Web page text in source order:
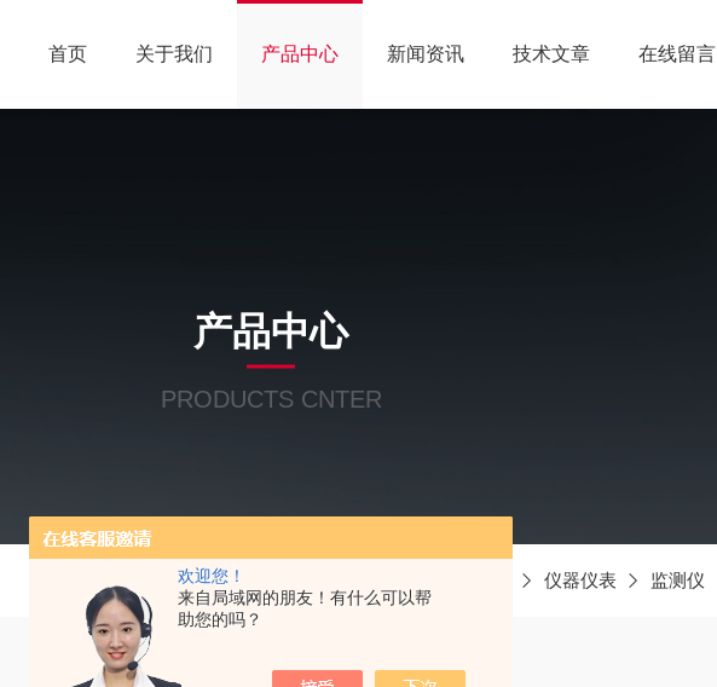
欢迎您！
来自局域网的朋友！有什么可以帮
助您的吗？
首页 关于我们 产品中心 新闻资讯 技术文章 在线留言
产品中心
PRODUCTS CNTER
仪器仪表 监测仪